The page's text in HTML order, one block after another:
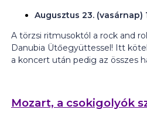
Augusztus 23. (vasárnap)
A törzsi ritmusoktól a rock and
Danubia Ütőegyüttessel! Itt
a koncert után pedig az összes
Mozart, a csokigolyók